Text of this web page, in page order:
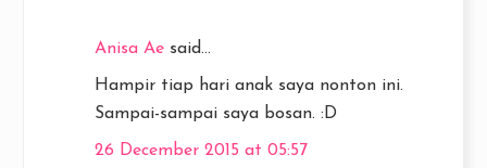
Anisa Ae said...
Hampir tiap hari anak saya nonton ini.
Sampai-sampai saya bosan. :D
26 December 2015 at 05:57